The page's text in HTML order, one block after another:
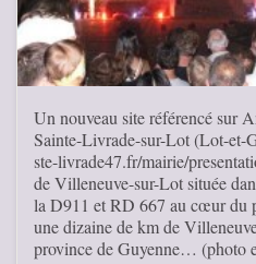
Un nouveau site référencé sur
Sainte-Livrade-sur-Lot (Lot-
ste-livrade47.fr/mairie/
de Villeneuve-sur-Lot située
la D911 et RD 667 au cœur du
une dizaine de km de
province de Guyenne… (photo